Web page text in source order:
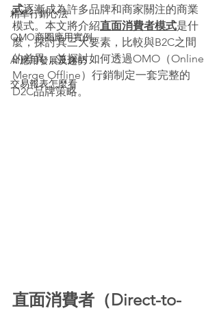
精準行銷心法
OMO商圈應用實例
AI應用發展及趨勢
交易報表怎麼看
式逐漸成為許多品牌和商家關注的商業
模式。本文將介紹直面消費者模式是什
麼，探討其三大要素，比較與B2C之間
的差異，並探討如何透過OMO（Online
Merge Offline）行銷制定一套完整的
D2C品牌策略。
直面消費者（Direct-to-